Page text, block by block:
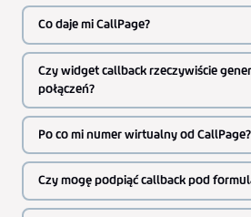
Co daje mi CallPage?
Czy widget callback rzeczywiście
połączeń?
Po co mi numer wirtualny od CallPage?
Czy mogę podpiąć callback pod